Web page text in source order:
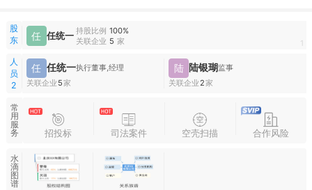
股
东
任 任统一 持股比例 100%
关联企业 5 家 1
人
员
2
任 任统一执行董事,经理
关联企业 5家
陆 陆银瑚监事
关联企业2家
常
用
服
务
招投标 司法案件 空壳扫描 合作风险
水
滴
图
谱